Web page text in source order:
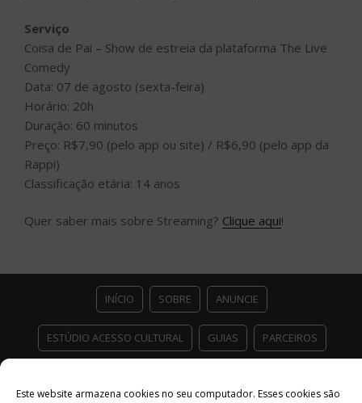
Este website armazena cookies no seu computador. Esses cookies são
Serviço
Coisa de Pai – Show de estreia da plataforma The Live
Comedy
Data: 07 de agosto (sexta-feira)
Horário: 20h
Duração: 60 minutos
Preço: R$7,90 (pelo app ou site) / R$6,90 (pelo app da
Rappi)
Classificação etária: 14 anos
Quer saber mais sobre Streaming? Clique aqui!
INÍCIO SOBRE ANUNCIE
ESTÚDIO ACESSO CULTURAL GUIAS PARCEIROS